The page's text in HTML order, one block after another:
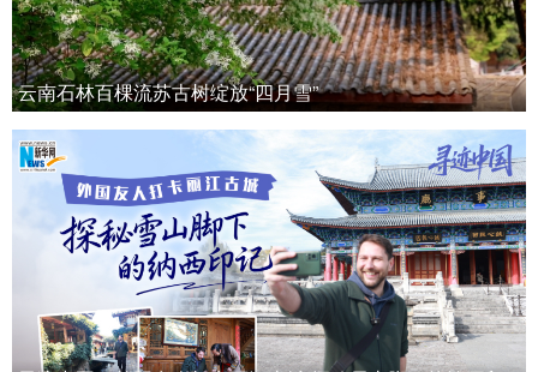
云南石林百棵流苏古树绽放“四月雪”